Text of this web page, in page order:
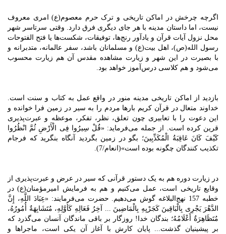
اگرچه چرخش در اماکن تاریخی و ترک حرم معصوم(ع) امری معروف
نیست، اما داستان مدینه با هر جای دیگری فرق دارد. وقتی سرتاسر شهر
محل نزول آیات قرآن و یادآور رنج‌ها، توفیقات، شکست‌ها یا فتح الفتوحات
رسول الله(ص)، اهل بیت(ع) و مسلمانان باشد، سفر عالمانه، متدبرانه و
با بصیرت در این شهر و زیارت مشاهده مقدس آن هم زیارت محسوب
می‌شود و هم کلاسی درس‌آموز خواهد بود.
بازدید از اماکن تاریخی مدینه منور در واقع عمل به کتاب و سنت است.
خداوند متعال در قرآن کریم بارها مردم را به سیر در زمین فرا خوانده و
این دعوت را با تعابیری چون تعلق، نظر، تفکر، موعظه و عبرت‌پذیری
قرین کرده است. از جمله می‌فرماید: «قُلْ سِیرُوا فِی الْأَرْضِ ثُمَّ انْظُرُوا
کَیْفَ کَانَ عَاقِبَةُ الْمُکَذِّبِینَ؛ بگو در زمین بگردید آنگاه بنگرید که فرجام
تکذیب ‏کنندگان چگونه بوده است»(انعام/7).
در زیارت دوره هم به یک دستور قرآنی که سیر در عرض و عبرت‌پذیری از
وقایع تاریخی است، عمل می‌کنیم و هم به فرمایش امیرمؤمنان(ع) در
خطبه 157 نهج‌البلاغه گوش می‌دهیم. حضرت می‌فرمایند: «عِبَادَ اللَّهِ، إِنَّ
الدَّهْرَ یَجْرِی بِالْبَاقِینَ کَجَرْیِهِ بِالْمَاضِینَ ... آخِرُ فَعَالِهِ کَأَوَّلِهِ، مُتَشَابِهَةٌ أُمُورُهُ،
مُتَظَاهِرَةٌ أَعْلَامُهُ؛ بندگان خدا! روزگار بر باقى ماندگان آنسان مى‌گذرد که
بر پیشینیان گذشت... پایان کارش با آغاز آن یکى است، ماجراها و